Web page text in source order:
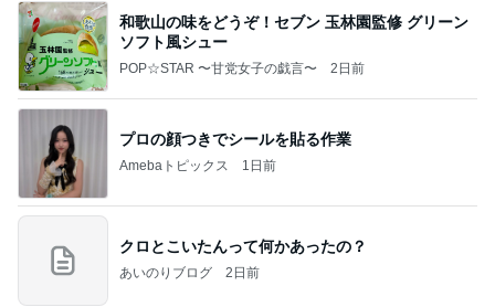
和歌山の味をどうぞ！セブン 玉林園監修 グリーン
ソフト風シュー
POP☆STAR 〜甘党女子の戯言〜 2日前
プロの顔つきでシールを貼る作業
Amebaトピックス 1日前
クロとこいたんって何かあったの？
あいのりブログ 2日前